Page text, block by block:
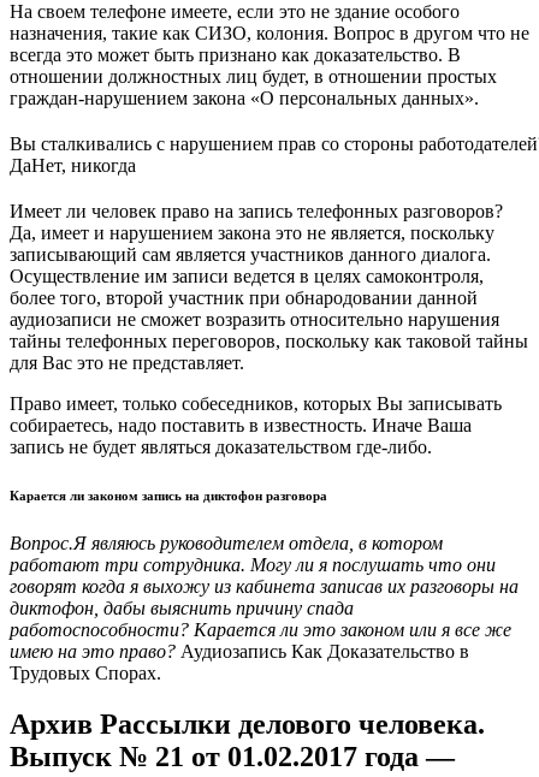
На своем телефоне имеете, если это не здание особого
назначения, такие как СИЗО, колония. Вопрос в другом что не
всегда это может быть признано как доказательство. В
отношении должностных лиц будет, в отношении простых
граждан-нарушением закона «О персональных данных».
Вы сталкивались с нарушением прав со стороны
ДаНет, никогда
Имеет ли человек право на запись телефонных разговоров?
Да, имеет и нарушением закона это не является, поскольку
записывающий сам является участников данного диалога.
Осуществление им записи ведется в целях самоконтроля,
более того, второй участник при обнародовании данной
аудиозаписи не сможет возразить относительно нарушения
тайны телефонных переговоров, поскольку как таковой тайны
для Вас это не представляет.
Право имеет, только собеседников, которых Вы записывать
собираетесь, надо поставить в известность. Иначе Ваша
запись не будет являться доказательством где-либо.
Карается ли законом запись на диктофон разговора
Вопрос.Я являюсь руководителем отдела, в котором
работают три сотрудника. Могу ли я послушать что они
говорят когда я выхожу из кабинета записав их разговоры на
диктофон, дабы выяснить причину спада
работоспособности? Карается ли это законом или я все же
имею на это право? Аудиозапись Как Доказательство в
Трудовых Спорах.
Архив Рассылки делового человека.
Выпуск № 21 от 01.02.2017 года —